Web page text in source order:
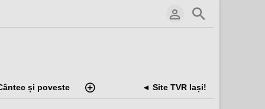
și poveste ◄ Site TVR Iași!